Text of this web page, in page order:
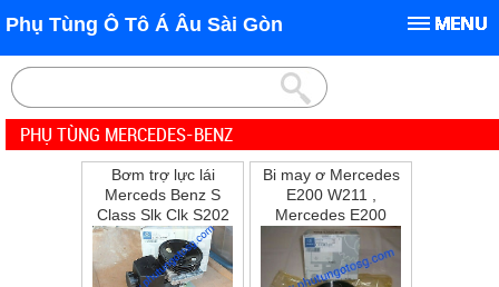
Phụ Tùng Ô Tô Á Âu Sài Gòn
PHỤ TÙNG MERCEDES-BENZ
Bơm trợ lực lái
Merceds Benz S
Class Slk Clk S202
W202 W210 S210
Bi may ơ Mercedes
E200 W211 ,
Mercedes E200
,E240 ,E280